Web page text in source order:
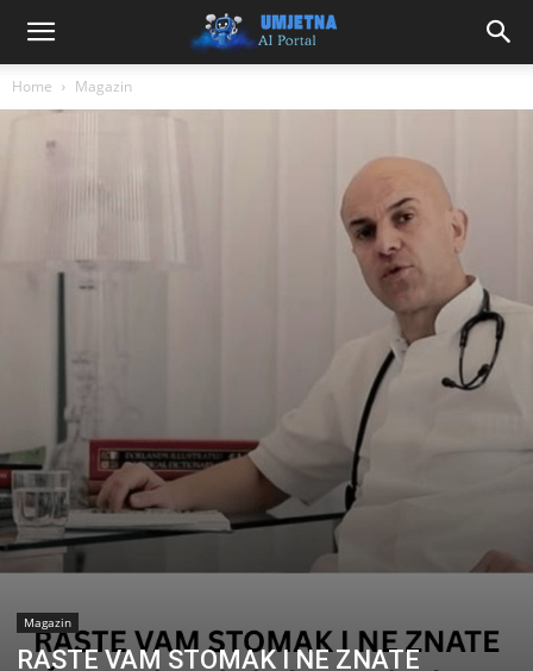
Home Magazin
Magazin
RASTE VAM STOMAK I NE ZNATE